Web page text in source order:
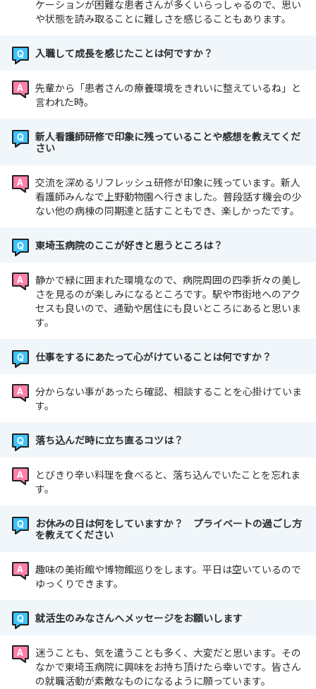
ケーションが困難な患者さんが多くいらっしゃるので、思い
や状態を読み取ることに難しさを感じることもあります。
入職して成長を感じたことは何ですか？
先輩から「患者さんの療養環境をきれいに整えているね」と
言われた時。
新人看護師研修で印象に残っていることや感想を教えてくだ
さい
交流を深めるリフレッシュ研修が印象に残っています。新人
看護師みんなで上野動物園へ行きました。普段話す機会の少
ない他の病棟の同期達と話すこともでき、楽しかったです。
東埼玉病院のここが好きと思うところは？
静かで緑に囲まれた環境なので、病院周囲の四季折々の美し
さを見るのが楽しみになるところです。駅や市街地へのアク
セスも良いので、通勤や居住にも良いところにあると思いま
す。
仕事をするにあたって心がけていることは何ですか？
分からない事があったら確認、相談することを心掛けていま
す。
落ち込んだ時に立ち直るコツは？
とびきり辛い料理を食べると、落ち込んでいたことを忘れま
す。
お休みの日は何をしていますか？ プライベートの過ごし方
を教えてください
趣味の美術館や博物館巡りをします。平日は空いているので
ゆっくりできます。
就活生のみなさんへメッセージをお願いします
迷うことも、気を遣うことも多く、大変だと思います。その
なかで東埼玉病院に興味をお持ち頂けたら幸いです。皆さん
の就職活動が素敵なものになるように願っています。